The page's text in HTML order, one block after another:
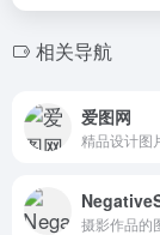
相关导航
爱图网
摄影作品的